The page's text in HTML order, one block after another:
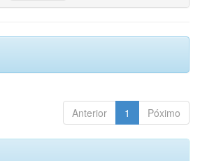
Anterior 1 Póximo